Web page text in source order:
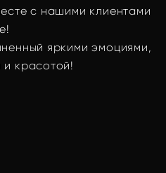
с нашими клиентами
яркими эмоциями,
красотой!